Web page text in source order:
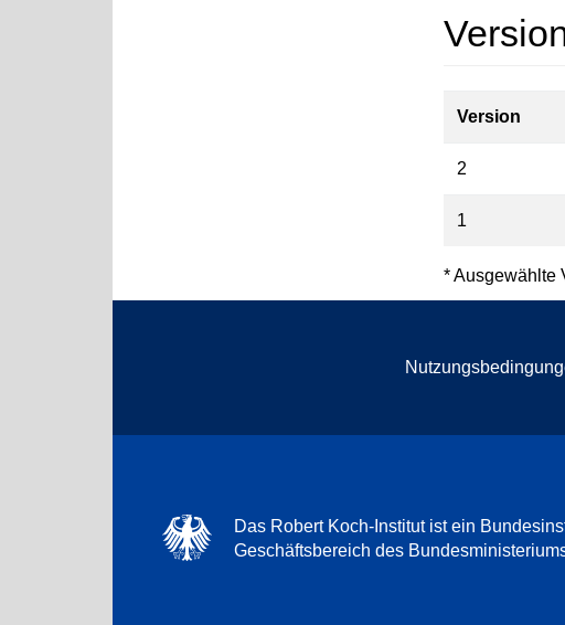
Version
2
1
* Ausgewählte
Das Robert Koch-Institut ist ein
Geschäftsbereich des